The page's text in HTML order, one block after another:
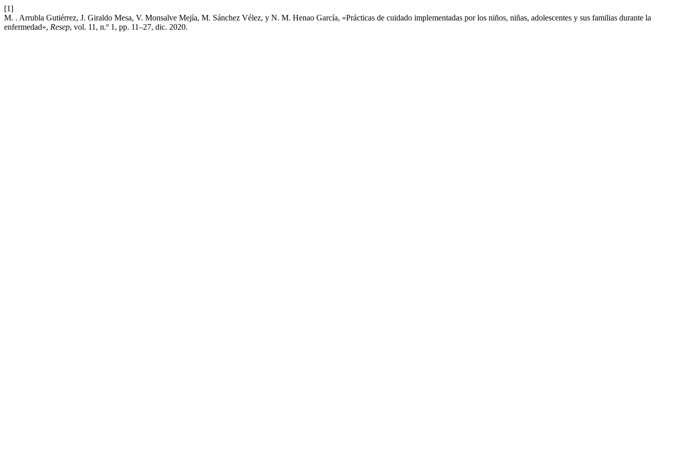
[1]
M. . Arrubla Gutiérrez, J. Giraldo Mesa, V. Monsalve Mejía, M. Sánchez Vélez, y N. M. Henao García, «Prácticas de cuidado implementadas por los niños, niñas, adolescentes y sus familias durante la
enfermedad», Resep, vol. 11, n.º 1, pp. 11–27, dic. 2020.